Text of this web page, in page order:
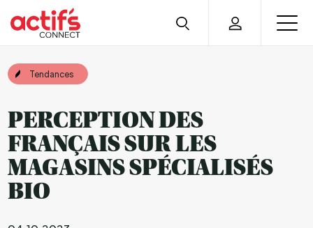
Tendances
PERCEPTION DES
FRANÇAIS SUR LES
MAGASINS SPÉCIALISÉS
BIO